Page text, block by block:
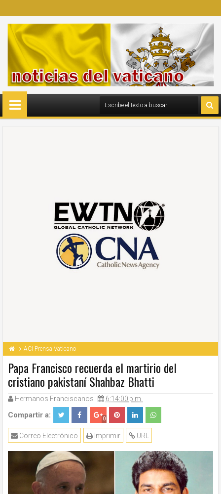
ACI Prensa Vaticano
Papa Francisco recuerda el martirio del
cristiano pakistaní Shahbaz Bhatti
Hermanos Franciscanos 6:14:00 p.m.
Compartir a: 0
URL
Imprimir
Correo Electrónico